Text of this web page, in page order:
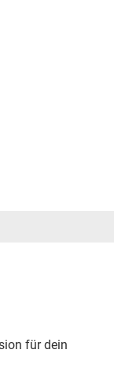
für dein